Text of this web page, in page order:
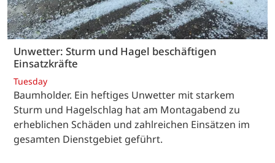
Unwetter: Sturm und Hagel beschäftigen
Einsatzkräfte
Tuesday
Baumholder. Ein heftiges Unwetter mit starkem
Sturm und Hagelschlag hat am Montagabend zu
erheblichen Schäden und zahlreichen Einsätzen im
gesamten Dienstgebiet geführt.